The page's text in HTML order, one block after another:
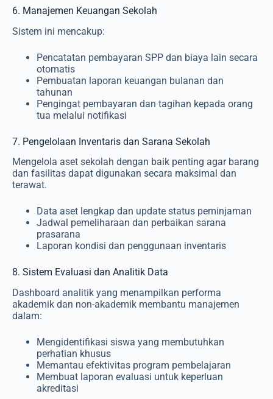
6. Manajemen Keuangan Sekolah
Sistem ini mencakup:
Pencatatan pembayaran SPP dan biaya lain secara
otomatis
Pembuatan laporan keuangan bulanan dan
tahunan
Pengingat pembayaran dan tagihan kepada orang
tua melalui notifikasi
7. Pengelolaan Inventaris dan Sarana Sekolah
Mengelola aset sekolah dengan baik penting agar barang
dan fasilitas dapat digunakan secara maksimal dan
terawat.
Data aset lengkap dan update status peminjaman
Jadwal pemeliharaan dan perbaikan sarana
prasarana
Laporan kondisi dan penggunaan inventaris
8. Sistem Evaluasi dan Analitik Data
Dashboard analitik yang menampilkan performa
akademik dan non-akademik membantu manajemen
dalam:
Mengidentifikasi siswa yang membutuhkan
perhatian khusus
Memantau efektivitas program pembelajaran
Membuat laporan evaluasi untuk keperluan
akreditasi